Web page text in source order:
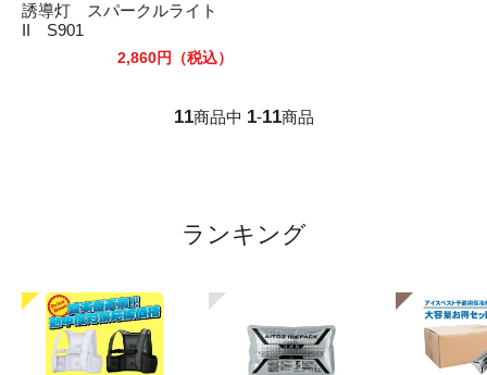
誘導灯 スパークルライト
II S901
2,860円 （税込）
11商品中 1-11商品
ランキング